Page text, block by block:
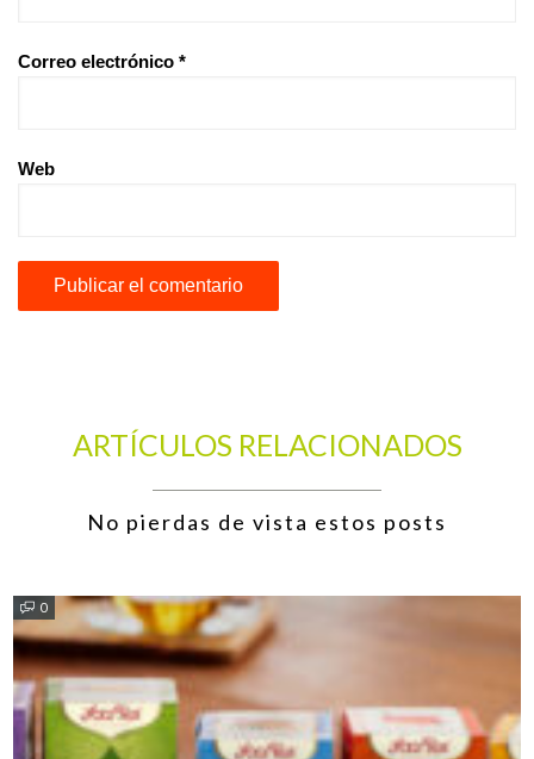
Correo electrónico *
Web
ARTÍCULOS RELACIONADOS
No pierdas de vista estos posts
0